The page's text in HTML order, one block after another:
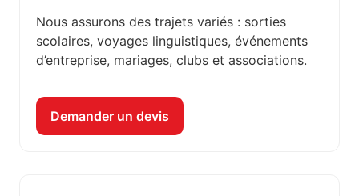
Nous assurons des trajets variés : sorties
scolaires, voyages linguistiques, événements
d’entreprise, mariages, clubs et associations.
Demander un devis